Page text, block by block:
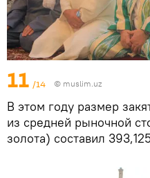
11 /14 © muslim.uz
В этом году размер
из средней рыночной
золота) составил